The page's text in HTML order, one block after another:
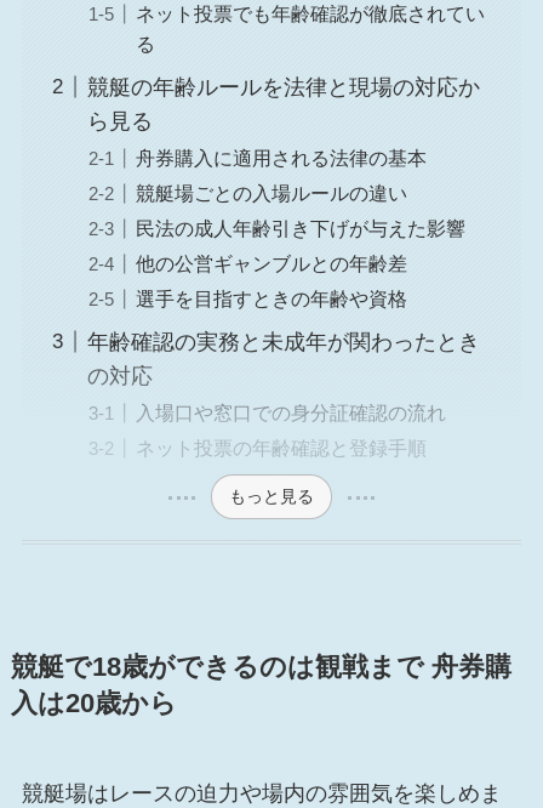
ネット投票でも年齢確認が徹底されてい
る
競艇の年齢ルールを法律と現場の対応か
ら見る
舟券購入に適用される法律の基本
競艇場ごとの入場ルールの違い
民法の成人年齢引き下げが与えた影響
他の公営ギャンブルとの年齢差
選手を目指すときの年齢や資格
年齢確認の実務と未成年が関わったとき
の対応
入場口や窓口での身分証確認の流れ
ネット投票の年齢確認と登録手順
もっと見る
競艇で18歳ができるのは観戦まで 舟券購
入は20歳から
競艇場はレースの迫力や場内の雰囲気を楽しめま